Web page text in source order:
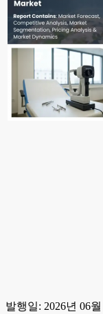
발행일: 2026년 06월